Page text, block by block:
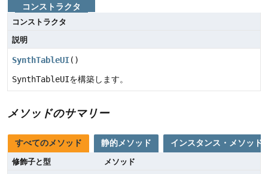
コンストラクタ
コンストラクタ
説明
SynthTableUI()
SynthTableUIを構築します。
メソッドのサマリー
すべてのメソッド 静的メソッド インスタンス・メソッド
修飾子と型
メソッド